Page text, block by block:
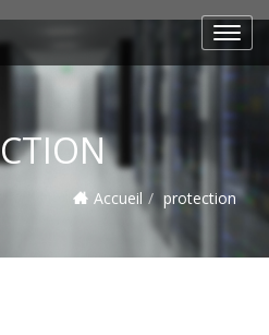
Accueil protection